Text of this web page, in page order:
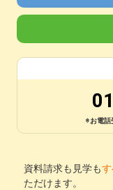
※お電話
資料請求も見学も
ただけます。